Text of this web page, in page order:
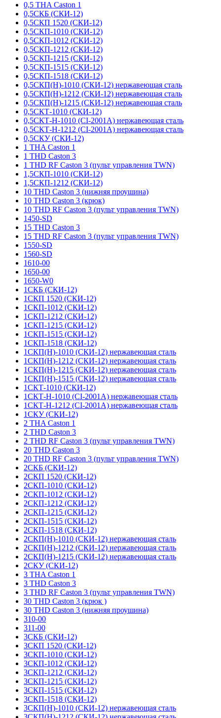
0,5 THA Caston 1
0,5СКБ (СКИ-12)
0,5СКП 1520 (СКИ-12)
0,5СКП-1010 (СКИ-12)
0,5СКП-1012 (СКИ-12)
0,5СКП-1212 (СКИ-12)
0,5СКП-1215 (СКИ-12)
0,5СКП-1515 (СКИ-12)
0,5СКП-1518 (СКИ-12)
0,5СКП(Н)-1010 (СКИ-12) нержавеющая сталь
0,5СКП(Н)-1212 (СКИ-12) нержавеющая сталь
0,5СКП(Н)-1215 (СКИ-12) нержавеющая сталь
0,5СКТ-1010 (СКИ-12)
0,5СКТ-Н-1010 (CI-2001A) нержавеющая сталь
0,5СКТ-Н-1212 (CI-2001A) нержавеющая сталь
0,5СКУ (СКИ-12)
1 THA Caston 1
1 THD Caston 3
1 THD RF Caston 3 (пульт управления TWN)
1,5СКП-1010 (СКИ-12)
1,5СКП-1212 (СКИ-12)
10 THD Caston 3 (нижняя проушина)
10 THD Caston 3 (крюк)
10 THD RF Caston 3 (пульт управления TWN)
1450-SD
15 THD Caston 3
15 THD RF Caston 3 (пульт управления TWN)
1550-SD
1560-SD
1610-00
1650-00
1650-W0
1СКБ (СКИ-12)
1СКП 1520 (СКИ-12)
1СКП-1012 (СКИ-12)
1СКП-1212 (СКИ-12)
1СКП-1215 (СКИ-12)
1СКП-1515 (СКИ-12)
1СКП-1518 (СКИ-12)
1СКП(Н)-1010 (СКИ-12) нержавеющая сталь
1СКП(Н)-1212 (СКИ-12) нержавеющая сталь
1СКП(Н)-1215 (СКИ-12) нержавеющая сталь
1СКП(Н)-1515 (СКИ-12) нержавеющая сталь
1СКТ-1010 (СКИ-12)
1СКТ-Н-1010 (CI-2001A) нержавеющая сталь
1СКТ-Н-1212 (CI-2001A) нержавеющая сталь
1СКУ (СКИ-12)
2 THA Caston 1
2 THD Caston 3
2 THD RF Caston 3 (пульт управления TWN)
20 THD Caston 3
20 THD RF Caston 3 (пульт управления TWN)
2СКБ (СКИ-12)
2СКП 1520 (СКИ-12)
2СКП-1010 (СКИ-12)
2СКП-1012 (СКИ-12)
2СКП-1212 (СКИ-12)
2СКП-1215 (СКИ-12)
2СКП-1515 (СКИ-12)
2СКП-1518 (СКИ-12)
2СКП(Н)-1010 (СКИ-12) нержавеющая сталь
2СКП(Н)-1212 (СКИ-12) нержавеющая сталь
2СКП(Н)-1215 (СКИ-12) нержавеющая сталь
2СКУ (СКИ-12)
3 THA Caston 1
3 THD Caston 3
3 THD RF Caston 3 (пульт управления TWN)
30 THD Caston 3 (крюк )
30 THD Caston 3 (нижняя проушина)
310-00
311-00
3СКБ (СКИ-12)
3СКП 1520 (СКИ-12)
3СКП-1010 (СКИ-12)
3СКП-1012 (СКИ-12)
3СКП-1212 (СКИ-12)
3СКП-1215 (СКИ-12)
3СКП-1515 (СКИ-12)
3СКП-1518 (СКИ-12)
3СКП(Н)-1010 (СКИ-12) нержавеющая сталь